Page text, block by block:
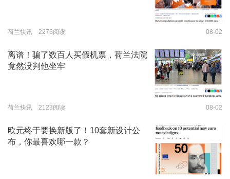
荷兰快讯 2276阅读 08-02
离谱！骗了数百人买假机票，荷兰法院
竟然没判他坐牢
荷兰快讯 2123阅读 08-02
欧元终于要换新版了！10套新设计公
布，你最喜欢哪一款？